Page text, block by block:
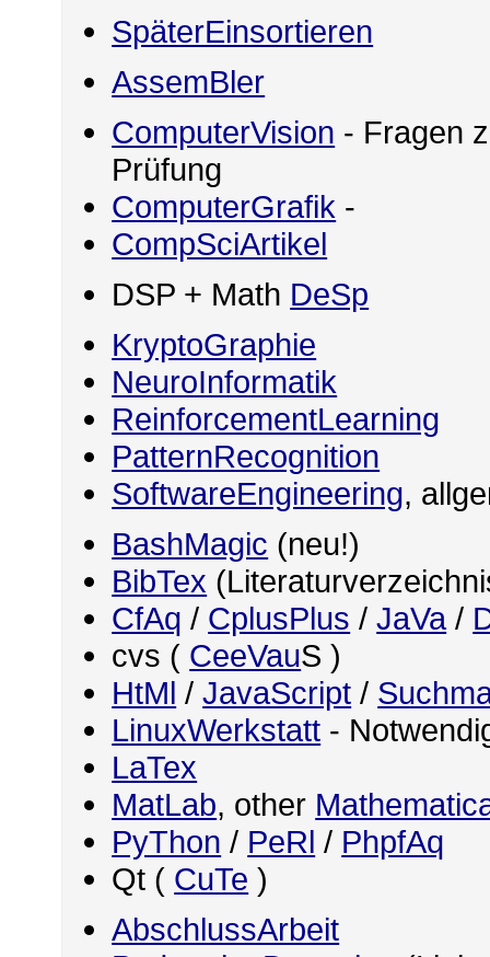
SpäterEinsortieren
AssemBler
ComputerVision - Fragen
Prüfung
ComputerGrafik -
CompSciArtikel
DSP + Math DeSp
KryptoGraphie
NeuroInformatik
ReinforcementLearning
PatternRecognition
SoftwareEngineering,
BashMagic (neu!)
BibTex
CfAq / CplusPlus /JaVa/
cvs ( CeeVauS )
HtMl /JavaScript /
LinuxWerkstatt -
LaTex
MatLab, other
PyThon / PeRl / PhpfAq
Qt ( CuTe )
AbschlussArbeit